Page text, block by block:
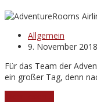
Allgemein
9. November 2018
Für das Team der
ein großer Tag, denn